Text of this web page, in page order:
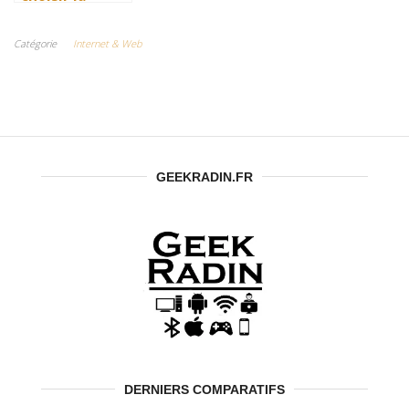
son projet ?
Catégorie Internet & Web
GEEKRADIN.FR
DERNIERS COMPARATIFS